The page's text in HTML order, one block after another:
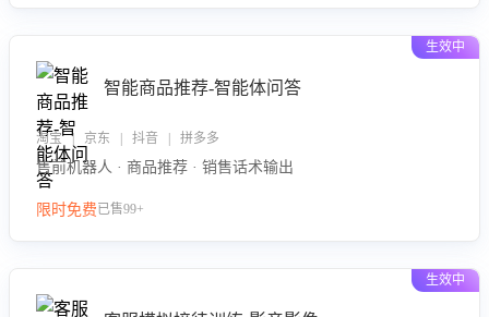
生效中
智能商品推荐-智能体问答
淘宝 | 京东 | 抖音 | 拼多多
售前机器人 · 商品推荐 · 销售话术输出
限时免费已售99+
生效中